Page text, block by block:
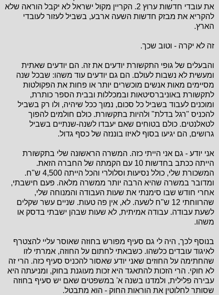
את עובדי חדשות ערוץ 2. הקריין מקול ישראל לא יקבל הוראה שלא
להקריא את מבזק חדשות השעה ארבע, בשביל לעזור לעובדי
הארץ.
זה לא יקרה - וטוב שכך.
והבעלים של גופי התקשורת יודעים את זה. הם יודעים שאתית
ומעשית לא נשבות לעולם. הם גם יודעים עוד משהו: שבכל שנה
מסיימים מאות אנשים מוכשרים יותר או פחות את הפקולטות
לתקשורת באוניברסיטאות ובמכללות ובבית הספר כותרת,
ומוכנים לעבוד בשביל כל סכום, נמוך ככל שיהיה, ולו רק בשביל
להכניס "רגל בדלת" ולהיות בתקשורת. כולם חולמים להפוך
לטאלנטים. כולם בטוחים שאם יעבדו לשנה-שנתיים בשביל
גרושים, הם יגיעו בסוף לאיזו בוננזה של כסף גדול.
אני יודע - גם אני הייתי כזה. המשרה הראשונה שלי בתקשורת
הייתה ככתב בחדשות 10 עם הקמתה של החברה הזאת.
המשכורת שלי, כולל נסיעות וסלולרי והכל הייתה 4,500 ש"ח.
ומדובר במשרה שהיא הרבה יותר ממשרה מלאה. פעם חישבתי,
אחרי חודש שבו סימנתי את שעות העבודה והמנוחה שלי,
שהרווחתי 12 ש"ח לשעה. לא, אין פה טעות. שניים עשר שקלים
לשעת עבודה. עבודה אמיתית, לא שעות שבהן ישבתי בדסק או
משהו.
בנוסף לכך, היה לי גם סעיף מפורש בחוזה שאוסר עליי להצטרף
לאיגוד עובדים כלשהו. כשבאתי לחתום על החוזה, אמרתי לזו
שהחתימה על החוזים שאני יודע שאסור להכניס סעיף כזה. הרי זה
לא חוקי. הרי הזכות להתאגד היא זכות מעוגנת בחוק, ומניעתה היא
עבירה פלילית, ולמדנו בשנה א' במשפטים שאם יש סעיף בחוזה
שסותר לחלוטין את הוראות החוק - הוא מתבטל.